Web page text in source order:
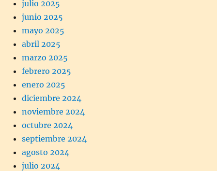
julio 2025
junio 2025
mayo 2025
abril 2025
marzo 2025
febrero 2025
enero 2025
diciembre 2024
noviembre 2024
octubre 2024
septiembre 2024
agosto 2024
julio 2024